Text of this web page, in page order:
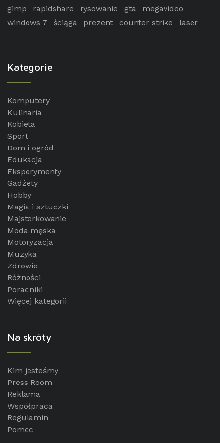
gimp
rapidshare rysowanie gta
megavideo
windows 7
ściąga prezent counter strike laser
Kategorie
Komputery
Kulinaria
Kobieta
Sport
Dom i ogród
Edukacja
Eksperymenty
Gadżety
Hobby
Magia i sztuczki
Majsterkowanie
Moda męska
Motoryzacja
Muzyka
Zdrowie
Różności
Poradniki
Więcej kategorii
Na skróty
Kim jesteśmy
Press Room
Reklama
Współpraca
Regulamin
Pomoc